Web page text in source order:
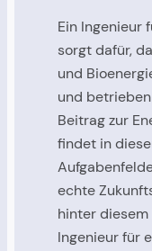
Ein Ingenieur
sorgt dafür,
und
und
Beitrag zur
findet in
echte
hinter
Ingenieur für